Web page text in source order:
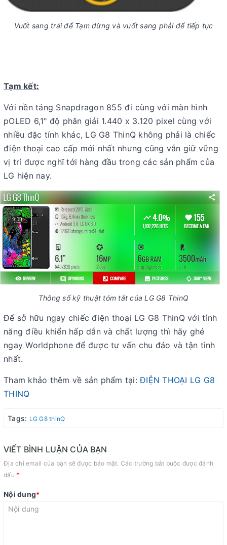
Vuốt sang trái để Tạm dừng và vuốt sang phải để tiếp tục
Tạm kết:
Với nền tảng Snapdragon 855 đi cùng với màn hình
pOLED 6,1" độ phân giải 1.440 x 3.120 pixel cùng với
nhiều đặc tính khác, LG G8 ThinQ không phải là chiếc
điện thoại cao cấp mới nhất nhưng cũng vẫn giữ vững
vị trí được nghĩ tới hàng đầu trong các sản phẩm của
LG hiện nay.
Thông số kỹ thuật tóm tắt của LG G8 ThinQ
Để sở hữu ngay chiếc điện thoại LG G8 ThinQ với tính
năng điều khiển hấp dẫn và chất lượng thì hãy ghé
ngay Worldphone để được tư vấn chu đáo và tận tình
nhất.
Tham khảo thêm về sản phẩm tại:ĐIỆN THOẠI LG G8
THINQ
Tags: LG G8 thinQ
VIẾT BÌNH LUẬN CỦA BẠN
Địa chỉ email của bạn sẽ được bảo mật. Các trường bắt buộc được đánh
dấu *
Nội dung*